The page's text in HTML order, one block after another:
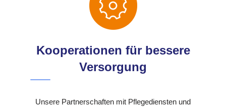
Kooperationen für bessere
Versorgung
Unsere Partnerschaften mit Pflegediensten und